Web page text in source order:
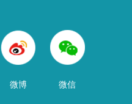
微博 微信